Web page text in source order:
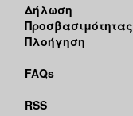
Δήλωση
Προσβασιμότητας
Πλοήγηση
FAQs
RSS